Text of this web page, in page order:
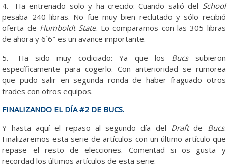
4.- Ha entrenado solo y ha crecido: Cuando salió del School
pesaba 240 libras. No fue muy bien reclutado y sólo recibió
oferta de Humboldt State. Lo comparamos con las 305 libras
de ahora y 6´6″ es un avance importante.
5.- Ha sido muy codiciado: Ya que los Bucssubieron
específicamente para cogerlo. Con anterioridad se rumorea
que pudo salir en segunda ronda de haber fraguado otros
trades con otros equipos.
FINALIZANDO EL DÍA #2 DE BUCS.
Y hasta aquí el repaso al segundo día del Draftde Bucs.
Finalizaremos esta serie de artículos con un último artículo que
repase el resto de elecciones. Comentad si os gusta y
recordad los últimos artículos de esta serie: